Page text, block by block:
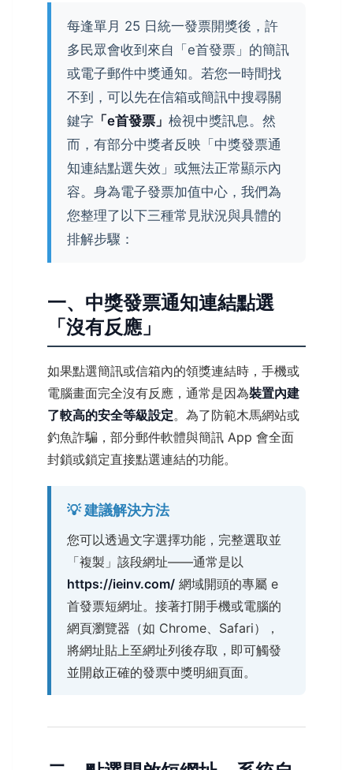
每逢單月 25 日統一發票開獎後，許
多民眾會收到來自「e首發票」的簡訊
或電子郵件中獎通知。若您一時間找
不到，可以先在信箱或簡訊中搜尋關
鍵字 「e首發票」 檢視中獎訊息。然
而，有部分中獎者反映「中獎發票通
知連結點選失效」或無法正常顯示內
容。身為電子發票加值中心，我們為
您整理了以下三種常見狀況與具體的
排解步驟：
一、中獎發票通知連結點選
「沒有反應」
如果點選簡訊或信箱內的領獎連結時，手機或
電腦畫面完全沒有反應，通常是因為裝置內建
了較高的安全等級設定。為了防範木馬網站或
釣魚詐騙，部分郵件軟體與簡訊 App 會全面
封鎖或鎖定直接點選連結的功能。
💡 建議解決方法
您可以透過文字選擇功能，完整選取並
「複製」該段網址——通常是以
https://ieinv.com/ 網域開頭的專屬 e
首發票短網址。接著打開手機或電腦的
網頁瀏覽器（如 Chrome、Safari），
將網址貼上至網址列後存取，即可觸發
並開啟正確的發票中獎明細頁面。